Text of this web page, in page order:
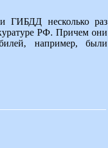
ГИБДД несколько раз
РФ. Причем они
например, были